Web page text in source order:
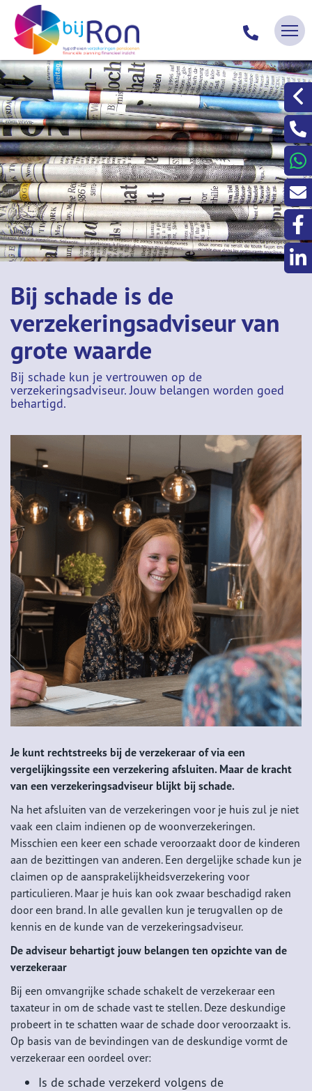
Bij schade is de
verzekeringsadviseur van
grote waarde
Bij schade kun je vertrouwen op de
verzekeringsadviseur. Jouw belangen worden goed
behartigd.
Je kunt rechtstreeks bij de verzekeraar of via een
vergelijkingssite een verzekering afsluiten. Maar de kracht
van een verzekeringsadviseur blijkt bij schade.
Na het afsluiten van de verzekeringen voor je huis zul je niet
vaak een claim indienen op de woonverzekeringen.
Misschien een keer een schade veroorzaakt door de kinderen
aan de bezittingen van anderen. Een dergelijke schade kun je
claimen op de aansprakelijkheidsverzekering voor
particulieren. Maar je huis kan ook zwaar beschadigd raken
door een brand. In alle gevallen kun je terugvallen op de
kennis en de kunde van de verzekeringsadviseur.
De adviseur behartigt jouw belangen ten opzichte van de
verzekeraar
Bij een omvangrijke schade schakelt de verzekeraar een
taxateur in om de schade vast te stellen. Deze deskundige
probeert in te schatten waar de schade door veroorzaakt is.
Op basis van de bevindingen van de deskundige vormt de
verzekeraar een oordeel over:
Is de schade verzekerd volgens de